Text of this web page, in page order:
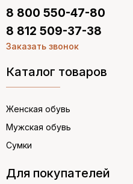
Каталог товаров
Женская обувь
Мужская обувь
Сумки
Для покупателей
8 800 550-47-80
8 812 509-37-38
Заказать звонок